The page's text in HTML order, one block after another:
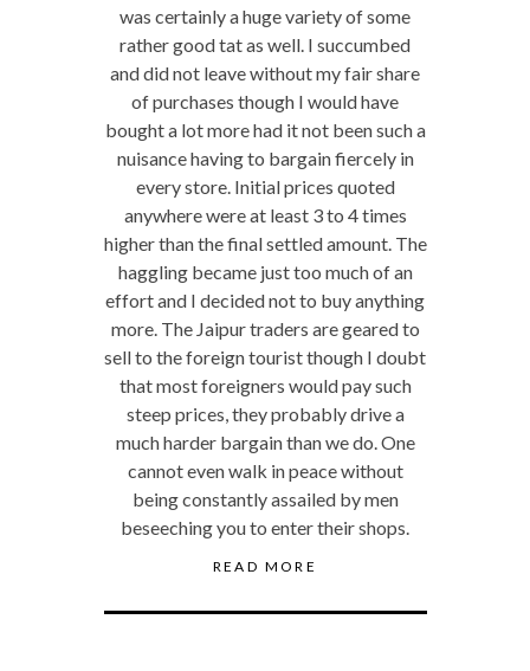
was certainly a huge variety of some
rather good tat as well. I succumbed
and did not leave without my fair share
of purchases though I would have
bought a lot more had it not been such a
nuisance having to bargain fiercely in
every store. Initial prices quoted
anywhere were at least 3 to 4 times
higher than the final settled amount. The
haggling became just too much of an
effort and I decided not to buy anything
more. The Jaipur traders are geared to
sell to the foreign tourist though I doubt
that most foreigners would pay such
steep prices, they probably drive a
much harder bargain than we do. One
cannot even walk in peace without
being constantly assailed by men
beseeching you to enter their shops.
READ MORE